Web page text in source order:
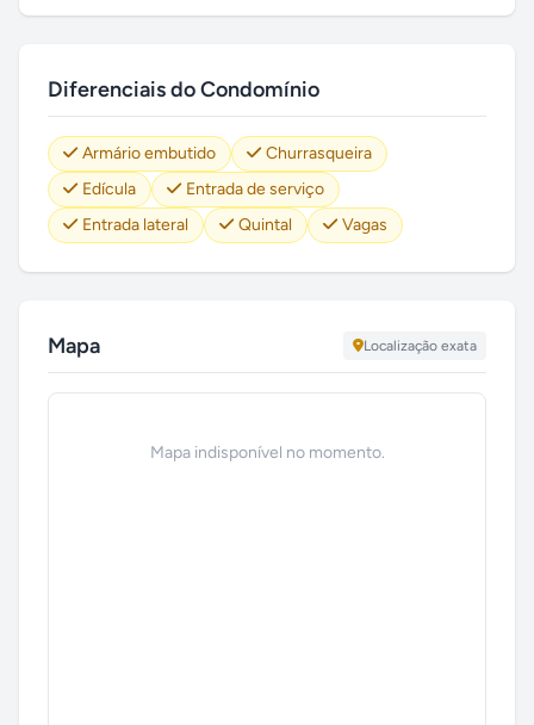
Diferenciais do Condomínio
Armário embutido
Churrasqueira
Edícula
Entrada de serviço
Entrada lateral
Quintal Vagas
Mapa Localização exata
Mapa indisponível no momento.